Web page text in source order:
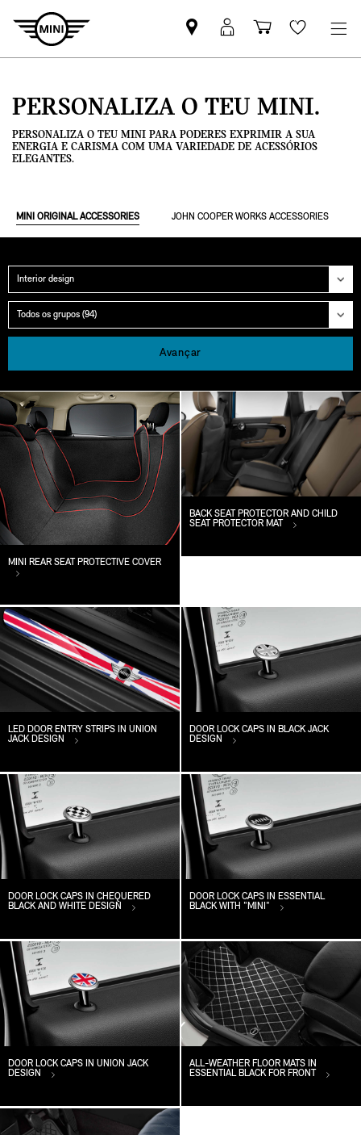
Pesquisar
parceiro
Iniciar
sessão
Carrinho
de
Wishlist
PERSONALIZA O TEU MINI.
PERSONALIZA O TEU MINI PARA PODERES EXPRIMIR A SUA
ENERGIA E CARISMA COM UMA VARIEDADE DE ACESSÓRIOS
ELEGANTES.
MINI ORIGINAL ACCESSORIES JOHN COOPER WORKS ACCESSORIES
Categoria
Grupo
Avançar
MINI REAR SEAT PROTECTIVE COVER
BACK SEAT PROTECTOR AND CHILD
SEAT PROTECTOR MAT
LED DOOR ENTRY STRIPS IN UNION
JACK DESIGN
DOOR LOCK CAPS IN BLACK JACK
DESIGN
DOOR LOCK CAPS IN CHEQUERED
BLACK AND WHITE DESIGN
DOOR LOCK CAPS IN ESSENTIAL
BLACK WITH "MINI"
DOOR LOCK CAPS IN UNION JACK
DESIGN
ALL-WEATHER FLOOR MATS IN
ESSENTIAL BLACK FOR FRONT